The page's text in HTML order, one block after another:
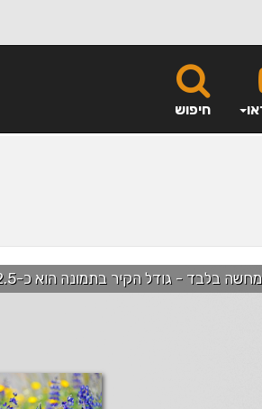
חיפוש
בלבד - גודל הקיר בתמונה הוא כ-2.5 מ' ניתן לגרור ולהזיז את התמונה